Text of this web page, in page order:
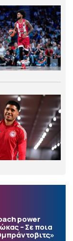
power
– Σε ποια